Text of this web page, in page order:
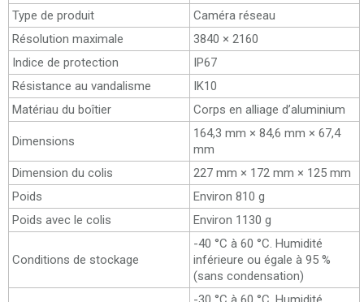
Type de produit
Caméra réseau
Résolution maximale
3840 × 2160
Indice de protection
IP67
Résistance au vandalisme
IK10
Matériau du boîtier
Corps en alliage d’aluminium
Dimensions
164,3 mm × 84,6 mm × 67,4
mm
Dimension du colis
227 mm × 172 mm × 125 mm
Poids
Environ 810 g
Poids avec le colis
Environ 1130 g
Conditions de stockage
-40 °C à 60 °C. Humidité
inférieure ou égale à 95 %
(sans condensation)